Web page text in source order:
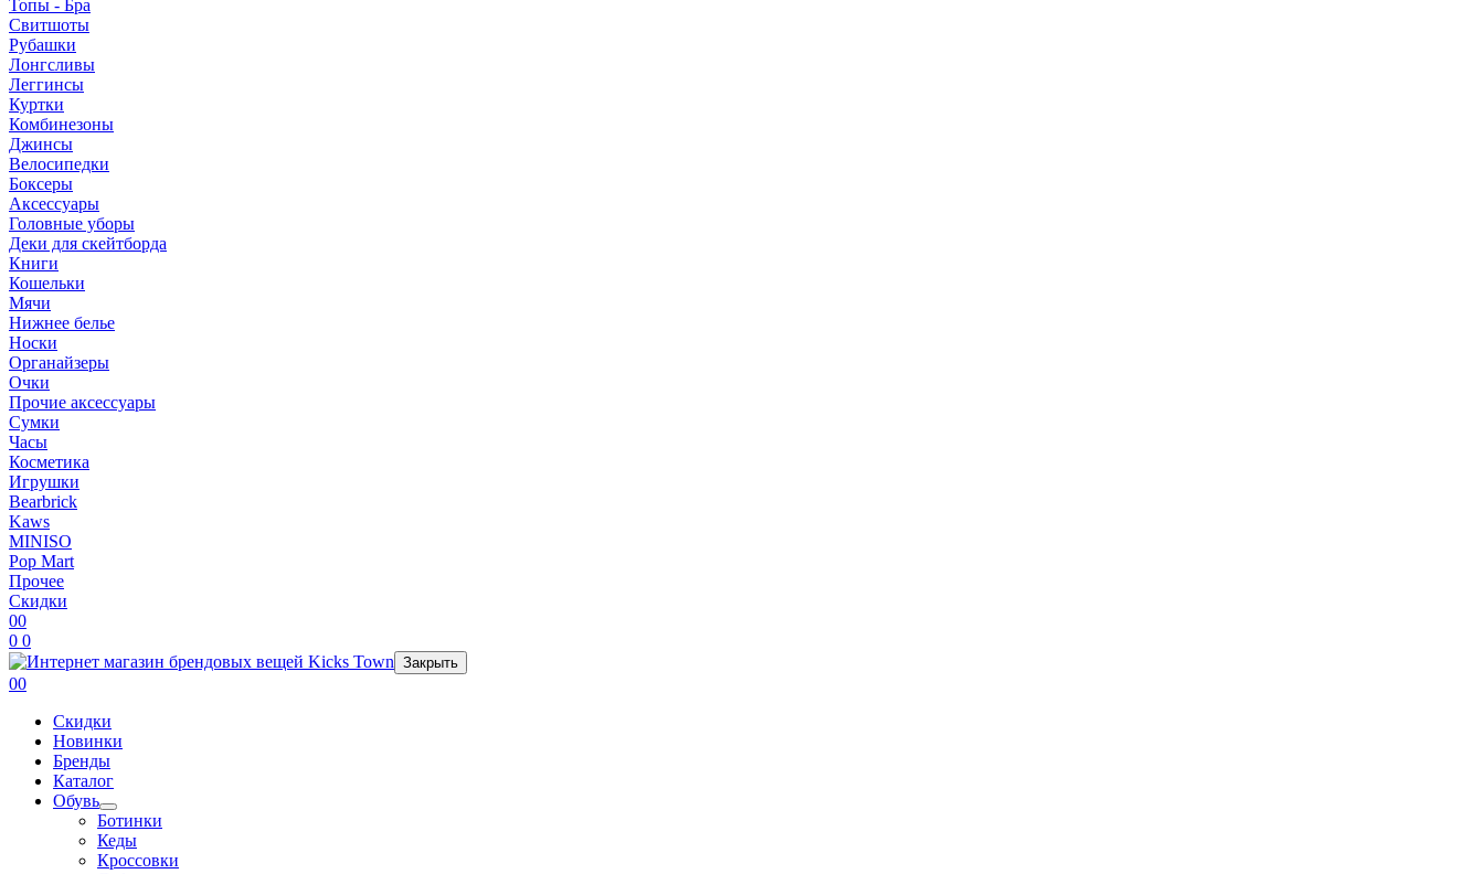
Топы - Бра
Свитшоты
Рубашки
Лонгсливы
Леггинсы
Куртки
Комбинезоны
Джинсы
Велосипедки
Боксеры
Аксессуары
Головные уборы
Деки для скейтборда
Книги
Кошельки
Мячи
Нижнее белье
Носки
Органайзеры
Очки
Прочие аксессуары
Сумки
Часы
Косметика
Игрушки
Bearbrick
Kaws
MINISO
Pop Mart
Прочее
Скидки
00
0 0
Закрыть
00
Скидки
Новинки
Бренды
Каталог
Обувь
Ботинки
Кеды
Кроссовки